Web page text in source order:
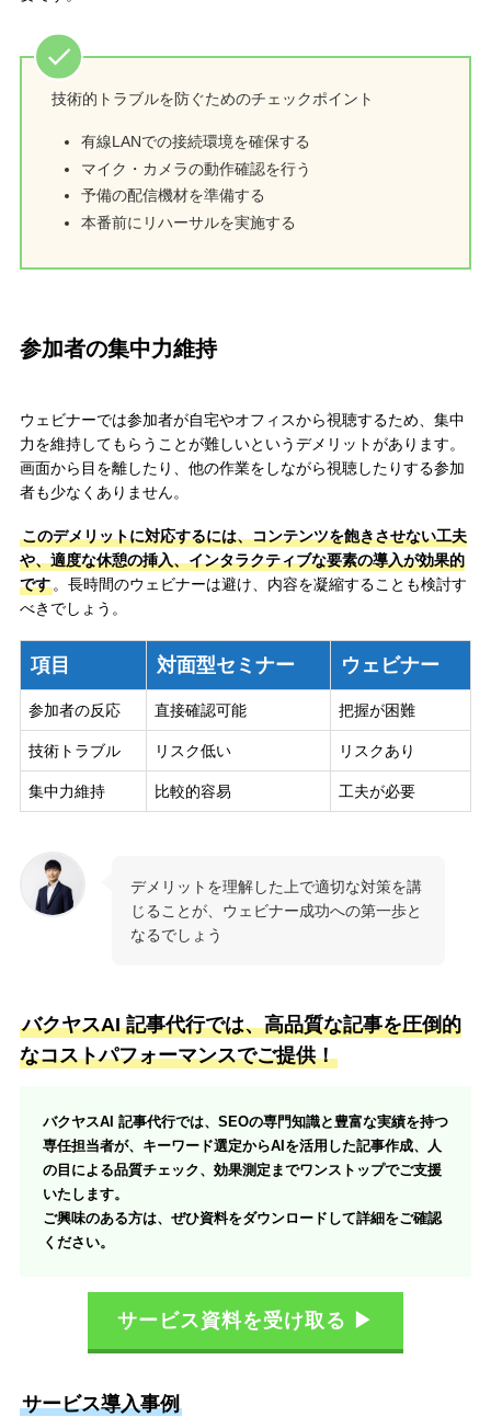
技術的トラブルを防ぐためのチェックポイント
有線LANでの接続環境を確保する
マイク・カメラの動作確認を行う
予備の配信機材を準備する
本番前にリハーサルを実施する
参加者の集中力維持
ウェビナーでは参加者が自宅やオフィスから視聴するため、集中
力を維持してもらうことが難しいというデメリットがあります。
画面から目を離したり、他の作業をしながら視聴したりする参加
者も少なくありません。
このデメリットに対応するには、コンテンツを飽きさせない工夫
や、適度な休憩の挿入、インタラクティブな要素の導入が効果的
です。長時間のウェビナーは避け、内容を凝縮することも検討す
べきでしょう。
項目 対面型セミナー ウェビナー
参加者の反応 直接確認可能 把握が困難
技術トラブル リスク低い リスクあり
集中力維持 比較的容易 工夫が必要
デメリットを理解した上で適切な対策を講
じることが、ウェビナー成功への第一歩と
なるでしょう
バクヤスAI 記事代行では、高品質な記事を圧倒的
なコストパフォーマンスでご提供！
バクヤスAI 記事代行では、SEOの専門知識と豊富な実績を持つ
専任担当者が、キーワード選定からAIを活用した記事作成、人
の目による品質チェック、効果測定までワンストップでご支援
いたします。
ご興味のある方は、ぜひ資料をダウンロードして詳細をご確認
ください。
サービス資料を受け取る ▶
サービス導入事例